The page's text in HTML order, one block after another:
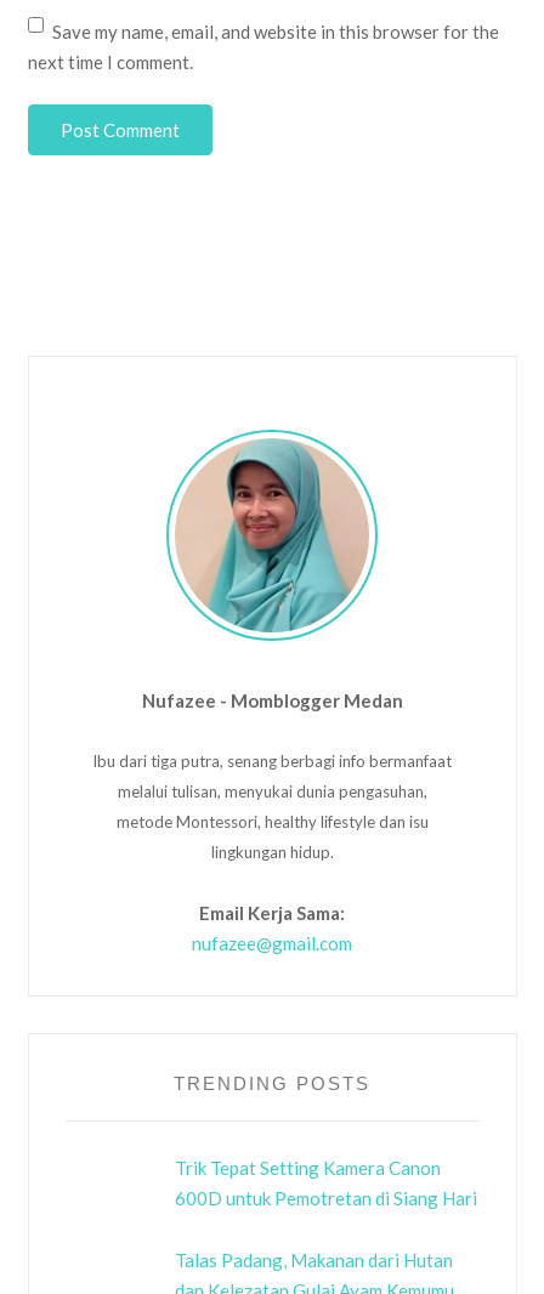
Save my name, email, and website in this browser for the
next time I comment.
Post Comment
Nufazee - Momblogger Medan
Ibu dari tiga putra, senang berbagi info bermanfaat
melalui tulisan, menyukai dunia pengasuhan,
metode Montessori, healthy lifestyle dan isu
lingkungan hidup.
Email Kerja Sama:
nufazee@gmail.com
TRENDING POSTS
Trik Tepat Setting Kamera Canon
600D untuk Pemotretan di Siang Hari
Talas Padang, Makanan dari Hutan